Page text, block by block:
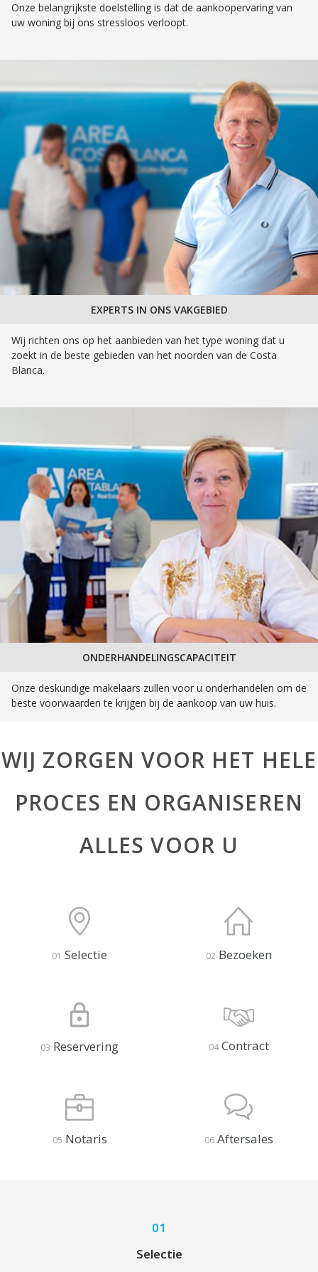
Onze belangrijkste doelstelling is dat de aankoopervaring van
uw woning bij ons stressloos verloopt.
EXPERTS IN ONS VAKGEBIED
Wij richten ons op het aanbieden van het type woning dat u
zoekt in de beste gebieden van het noorden van de Costa
Blanca.
ONDERHANDELINGSCAPACITEIT
Onze deskundige makelaars zullen voor u onderhandelen om de
beste voorwaarden te krijgen bij de aankoop van uw huis.
WIJ ZORGEN VOOR HET HELE
PROCES EN ORGANISEREN
ALLES VOOR U
01 Selectie 02Bezoeken
03 Reservering 04Contract
05 Notaris 06Aftersales
01
Selectie